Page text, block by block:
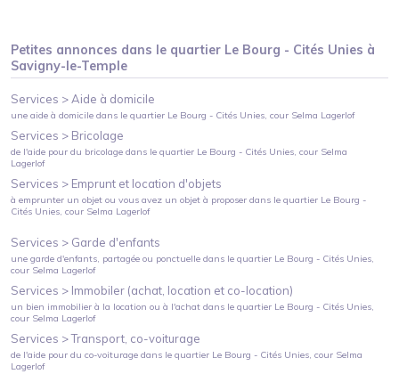
Petites annonces dans le quartier Le Bourg - Cités Unies à
Savigny-le-Temple
Services >Aide à domicile
une aide à domicile dans le quartier Le Bourg - Cités Unies, cour Selma Lagerlof
Services > Bricolage
de l'aide pour du bricolage dans le quartier Le Bourg - Cités Unies, cour Selma
Lagerlof
Services > Emprunt et location d'objets
à emprunter un objet ou vous avez un objet à proposer dans le quartier Le Bourg -
Cités Unies, cour Selma Lagerlof
Services > Garde d'enfants
une garde d'enfants, partagée ou ponctuelle dans le quartier Le Bourg - Cités Unies,
cour Selma Lagerlof
Services > Immobiler (achat, location et co-location)
un bien immobilier à la location ou à l'achat dans le quartier Le Bourg - Cités Unies,
cour Selma Lagerlof
Services >Transport, co-voiturage
de l'aide pour du co-voiturage dans le quartier Le Bourg - Cités Unies, cour Selma
Lagerlof